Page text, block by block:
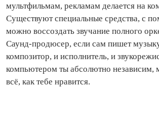
мультфильмам, рекламам делается на
Существуют специальные средства, с
можно воссоздать звучание полного
Саунд‑продюсер, если сам пишет
композитор, и исполнитель, и
компьютером ты абсолютно независим,
всё, как тебе нравится.